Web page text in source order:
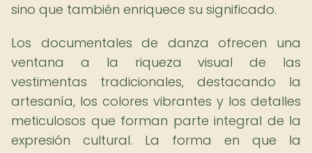
sino que también enriquece su significado.
Los documentales de danza ofrecen una
ventana a la riqueza visual de las
vestimentas tradicionales, destacando la
artesanía, los colores vibrantes y los detalles
meticulosos que forman parte integral de la
expresión cultural. La forma en que la